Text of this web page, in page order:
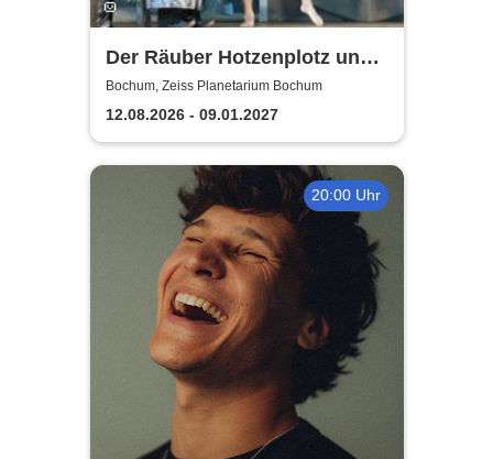
Der Räuber Hotzenplotz und
die Mondrakete | Zeiss
Planetarium Bochum
Bochum, Zeiss Planetarium Bochum
12.08.2026 - 09.01.2027
20:00 Uhr